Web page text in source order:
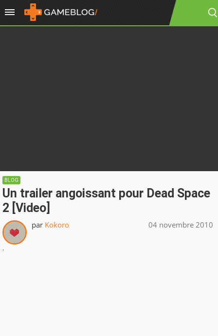
BLOG
Un trailer angoissant pour Dead Space
2 [Video]
par Kokoro 04 novembre 2010
.